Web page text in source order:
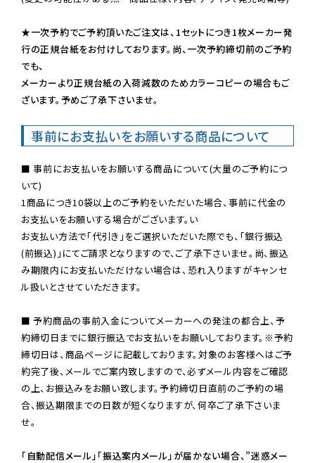
★一次予約でご予約頂いたご注文は、1セットにつき1枚メーカー発
行の正規台紙をお付けしております。尚、一次予約締切前のご予約
でも、
メーカーより正規台紙の入荷減数のためカラーコピーの場合もご
ざいます。予めご了承下さいませ。
事前にお支払いをお願いする商品について
■ 事前にお支払いをお願いする商品について(大量のご予約につ
いて)
1商品につき10袋以上のご予約をいただいた場合、事前に代金の
お支払いをお願いする場合がございます。い
お支払い方法で「代引き」をご選択いただいた際でも、「銀行振込
(前振込)」にてご請求となりますので、ご了承下さいませ。尚、振込
み期限内にお支払いただけない場合は、恐れ入りますがキャンセ
ル扱いとさせていただきます。
■ 予約商品の事前入金についてメーカーへの発注の都合上、予
約締切日までに銀行振込でお支払いをお願いしております。※予約
締切日は、商品ページに記載しております。対象のお客様へはご予
約完了後、メールでご案内致しますので、必ずメール内容をご確認
の上、お振込みをお願い致します。予約締切日直前のご予約の場
合、振込期限までの日数が短くなりますが、何卒ご了承下さいま
せ。
「自動配信メール」「振込案内メール」が届かない場合、”迷惑メー